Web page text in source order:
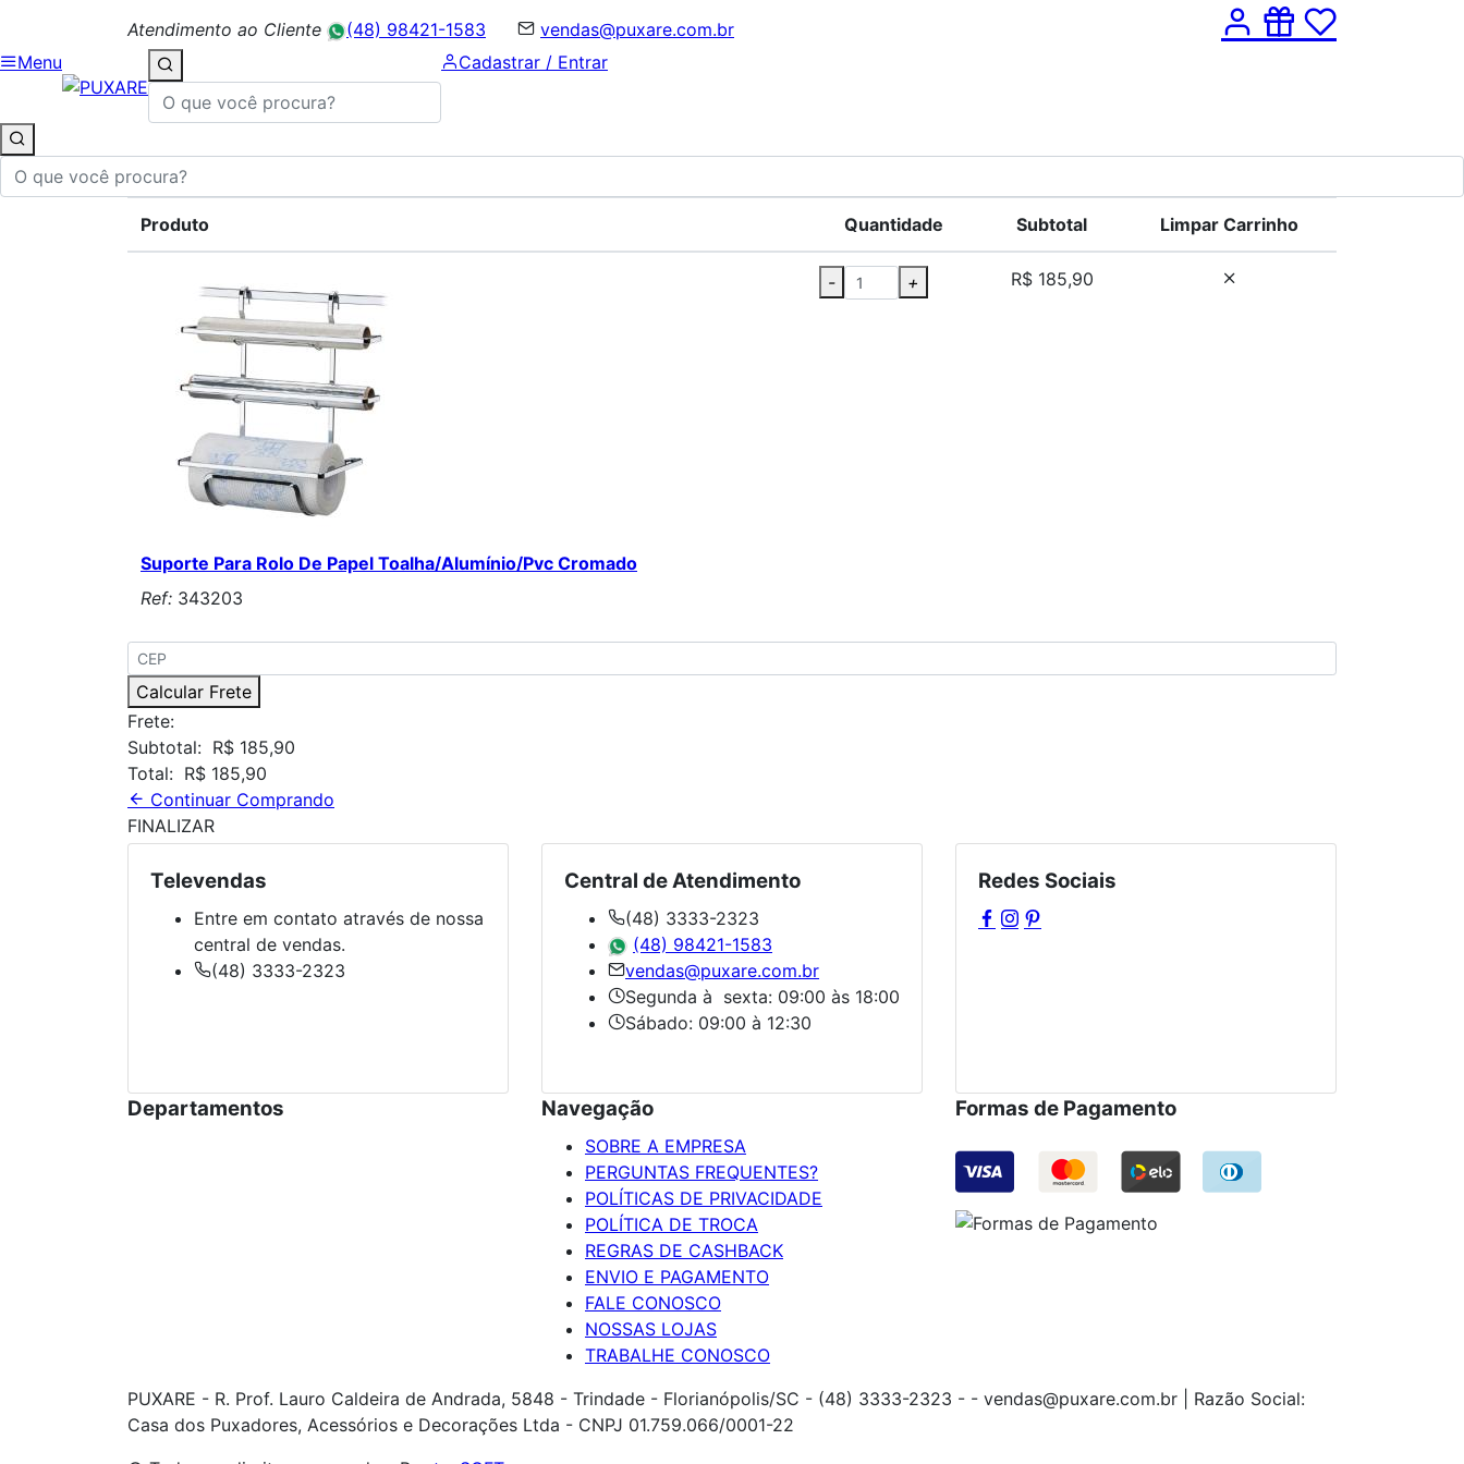
Atendimento ao Cliente (48) 98421-1583
vendas@puxare.com.br
Menu
Cadastrar / Entrar
Produto Quantidade Subtotal Limpar Carrinho
Suporte Para Rolo De Papel Toalha/Alumínio/Pvc Cromado
Ref: 343203
- + R$ 185,90
Calcular Frete
Frete:
Subtotal: R$ 185,90
Total: R$ 185,90
Continuar Comprando
FINALIZAR
Televendas
Entre em contato através de nossa
central de vendas.
(48) 3333-2323
Central de Atendimento
(48) 3333-2323
(48) 98421-1583
vendas@puxare.com.br
Segunda à sexta: 09:00 às 18:00
Sábado: 09:00 à 12:30
Redes Sociais
Departamentos Navegação
SOBRE A EMPRESA
PERGUNTAS FREQUENTES?
POLÍTICAS DE PRIVACIDADE
POLÍTICA DE TROCA
REGRAS DE CASHBACK
ENVIO E PAGAMENTO
FALE CONOSCO
NOSSAS LOJAS
TRABALHE CONOSCO
Formas de Pagamento
PUXARE - R. Prof. Lauro Caldeira de Andrada, 5848 - Trindade - Florianópolis/SC - (48) 3333-2323 - - vendas@puxare.com.br | Razão Social:
Casa dos Puxadores, Acessórios e Decorações Ltda - CNPJ 01.759.066/0001-22